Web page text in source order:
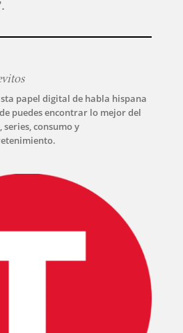
papel digital de habla hispana
puedes encontrar lo mejor del
series, consumo y